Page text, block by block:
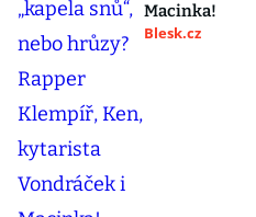
Macinka!
Blesk.cz